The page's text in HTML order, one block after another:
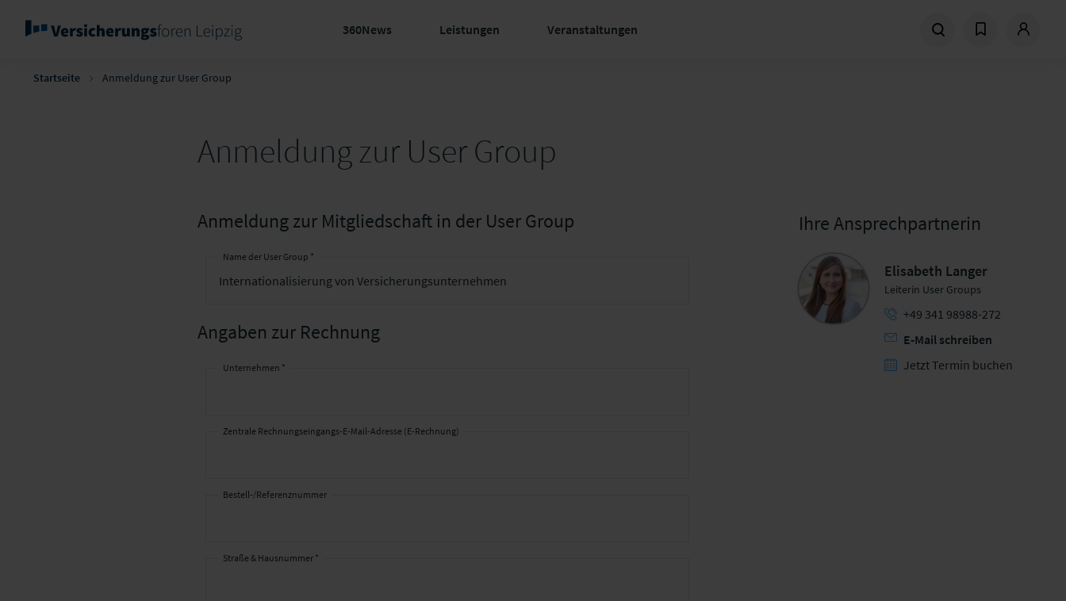
360News Leistungen Veranstaltungen
Startseite Anmeldung zur User Group
Anmeldung zur User Group
Anmeldung zur Mitgliedschaft in der User Group
Name der User Group *
Angaben zur Rechnung
Unternehmen *
Zentrale Rechnungseingangs-E-Mail-Adresse (E-Rechnung)
Bestell-/Referenznummer
Straße & Hausnummer *
Ihre Ansprechpartnerin
Elisabeth Langer
Leiterin User Groups
+49 341 98988-272
E-Mail schreiben
Jetzt Termin buchen